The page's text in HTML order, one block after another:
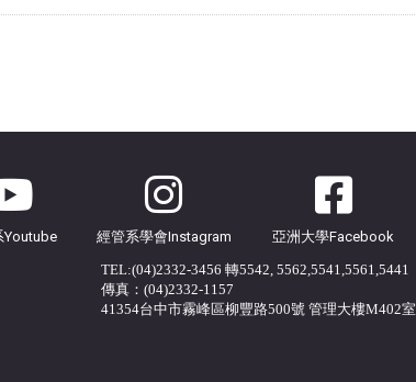
Youtube 經管系學會Instagram 亞洲大學Facebook
TEL:(04)2332-3456 轉5542, 5562,5541,5561,5441
傳真：(04)2332-1157
41354台中市霧峰區柳豐路500號 管理大樓M402室